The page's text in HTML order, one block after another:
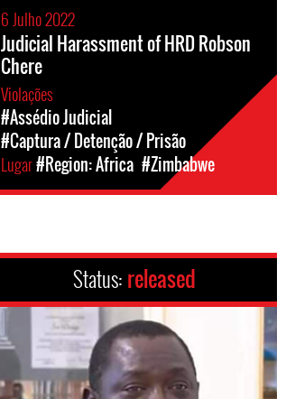
6 Julho 2022
Judicial Harassment of HRD Robson
Chere
Violações
#Assédio Judicial
#Captura / Detenção / Prisão
Lugar#Region: Africa #Zimbabwe
Status: released